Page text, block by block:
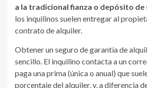
a la tradicional fianza o depósito de
los inquilinos suelen entregar al
contrato de alquiler.
Obtener un seguro de garantía de
sencillo. El inquilino contacta a un
paga una prima (única o anual) que
porcentaje del alquiler, y, a diferencia